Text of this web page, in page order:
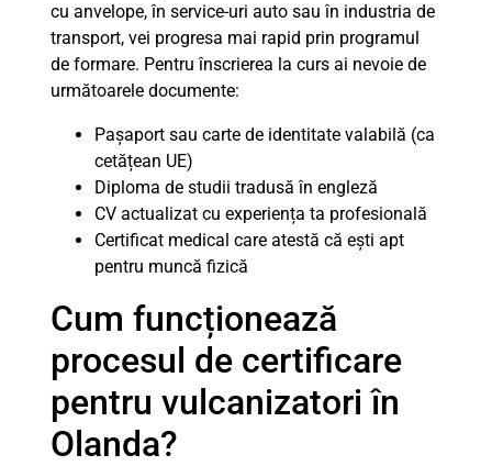
cu anvelope, în service-uri auto sau în industria de
transport, vei progresa mai rapid prin programul
de formare. Pentru înscrierea la curs ai nevoie de
următoarele documente:
Pașaport sau carte de identitate valabilă (ca
cetățean UE)
Diploma de studii tradusă în engleză
CV actualizat cu experiența ta profesională
Certificat medical care atestă că ești apt
pentru muncă fizică
Cum funcționează
procesul de certificare
pentru vulcanizatori în
Olanda?